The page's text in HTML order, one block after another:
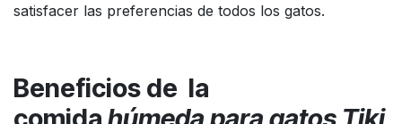
satisfacer las preferencias de todos los gatos.
Beneficios de la